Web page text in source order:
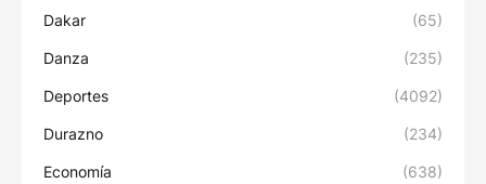
Dakar (65)
Danza (235)
Deportes (4092)
Durazno (234)
Economía (638)